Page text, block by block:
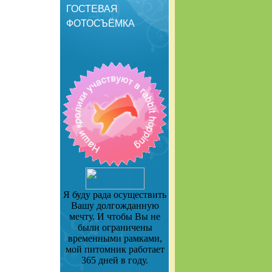
ГОСТЕВАЯ
ФОТОСЪЁМКА
Я буду рада осуществить
Вашу долгожданную
мечту. И чтобы Вы не
были ограничены
временными рамками,
мой питомник работает
365 дней в году.